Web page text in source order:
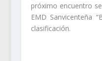
próximo encuentro
EMD Sanvicenteña
clasificación.